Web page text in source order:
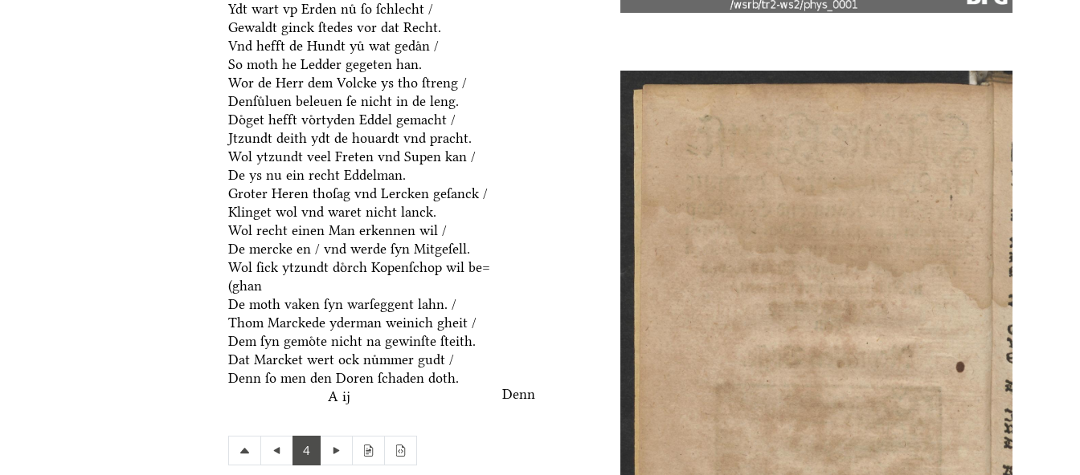
Ydt wart vp Erden nuͤ ſo ſchlecht /
Gewaldt ginck ſtedes vor dat Recht.
Vnd hefft de Hundt yuͤ wat gedaͤn /
So moth he Ledder gegeten han.
Wor de Herr dem Volcke ys tho ſtreng /
Denſuͤluen beleuen ſe nicht in de leng.
Doͤget hefft voͤrtyden Eddel gemacht /
Jtzundt deith ydt de houardt vnd pracht.
Wol ytzundt veel Freten vnd Supen kan /
De ys nu ein recht Eddelman.
Groter Heren thoſag vnd Lercken geſanck /
Klinget wol vnd waret nicht lanck.
Wol recht einen Man erkennen wil /
De mercke en / vnd werde ſyn Mitgeſell.
Wol ſick ytzundt doͤrch Kopenſchop wil be=
(ghan
De moth vaken ſyn warſeggent lahn. /
Thom Marckede yderman weinich gheit /
Dem ſyn gemoͤte nicht na gewinſte ſteith.
Dat Marcket wert ock nuͤmmer gudt /
Denn ſo men den Doren ſchaden doth.
A ij
Denn
4